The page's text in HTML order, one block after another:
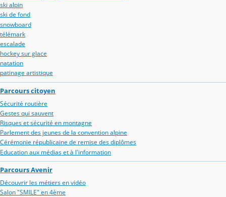
ski alpin
ski de fond
snowboard
télémark
escalade
hockey sur glace
natation
patinage artistique
Parcours citoyen
Sécurité routière
Gestes qui sauvent
Risques et sécurité en montagne
Parlement des jeunes de la convention alpine
Cérémonie républicaine de remise des diplômes
Education aux médias et à l'information
Parcours Avenir
Découvrir les métiers en vidéo
Salon "SMILE" en 4ème